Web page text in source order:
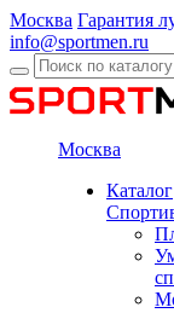
Москва Гарантия
info@sportmen.ru
Москва
Каталог